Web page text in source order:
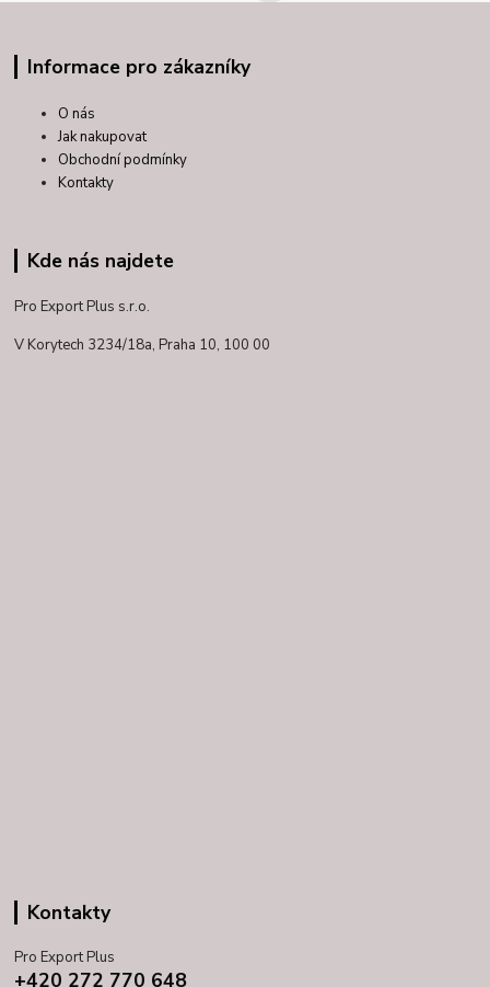
Informace pro zákazníky
O nás
Jak nakupovat
Obchodní podmínky
Kontakty
Kde nás najdete
Pro Export Plus s.r.o.
V Korytech 3234/18a, Praha 10, 100 00
Kontakty
Pro Export Plus
+420 272 770 648